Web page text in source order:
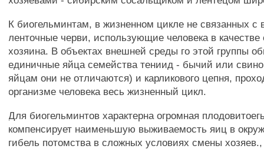
К биогельминтам, в жизненном цикле не связанных с
ленточные черви, использующие человека в качестве
хозяина. В объектах внешней среды го этой группы
единичные яйца семейства тениид - бычий или
яйцам они не отличаются) и карликового цепня,
организме человека весь жизненный цикл.
Для биогельминтов характерна огромная
компенсирует наименьшую выживаемость яиц в
гибель потомства в сложных условиях смены хозяев.,